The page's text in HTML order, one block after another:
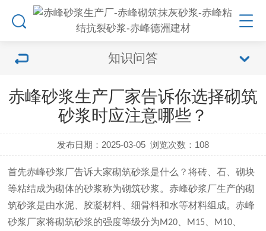
知识问答
赤峰砂浆生产厂家告诉你选择砌筑
砂浆时应注意哪些？
发布日期：2025-03-05 浏览次数： 108
首先赤峰砂浆厂告诉大家砌筑砂浆是什么？将砖、石、砌块
等粘结成为砌体的砂浆称为砌筑砂浆。赤峰砂浆厂生产的砌
筑砂浆是由水泥、胶凝材料、细骨料和水等材料组成。赤峰
砂浆厂家将砌筑砂浆的强度等级分为M20 M15 M10